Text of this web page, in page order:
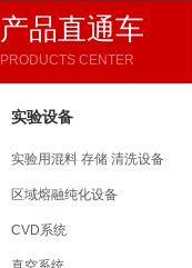
产品直通车
PRODUCTS CENTER
实验设备
实验用混料 存储 清洗设备
区域熔融纯化设备
CVD系统